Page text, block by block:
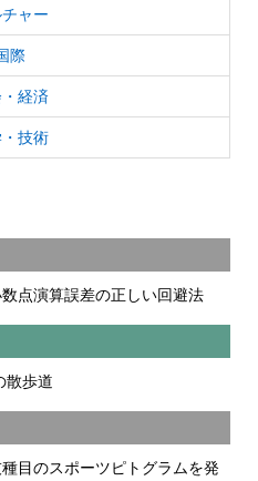
ャー
際
経済
技術
点演算誤差の正しい回避法
散歩道
目のスポーツピトグラムを発